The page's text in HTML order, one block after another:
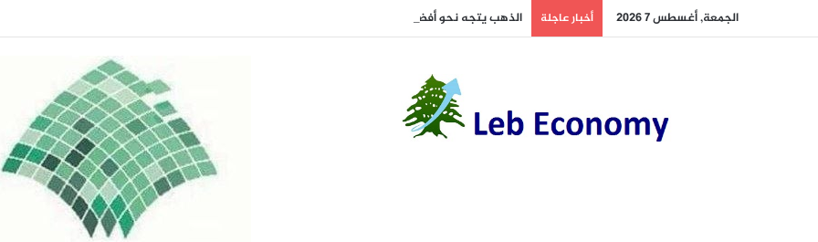
الجمعة, أغسطس 7 2026 أخبار عاجلة الذهب يتجه نحو أفضل مكاسب أسبوعية منذ يناير